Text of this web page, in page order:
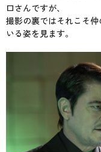
口さんですが、
撮影の裏ではそれこそ
いる姿を見ます。